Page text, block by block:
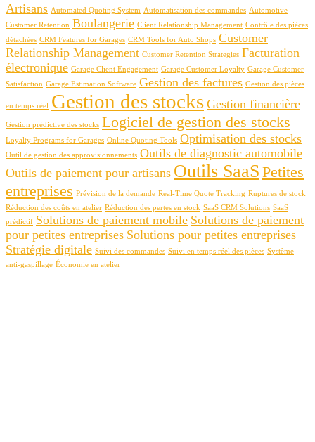
Artisans Automated Quoting System Automatisation des commandes Automotive
Customer Retention Boulangerie Client Relationship Management Contrôle des pièces
détachées CRM Features for Garages CRM Tools for Auto Shops Customer
Relationship Management Customer Retention Strategies Facturation
électronique Garage Client Engagement Garage Customer Loyalty Garage Customer
Satisfaction Garage Estimation Software Gestion des factures Gestion des pièces
en temps réel Gestion des stocks Gestion financière
Gestion prédictive des stocks Logiciel de gestion des stocks
Loyalty Programs for Garages Online Quoting Tools Optimisation des stocks
Outil de gestion des approvisionnements Outils de diagnostic automobile
Outils de paiement pour artisans Outils SaaS Petites
entreprises Prévision de la demande Real-Time Quote Tracking Ruptures de stock
Réduction des coûts en atelier Réduction des pertes en stock SaaS CRM Solutions SaaS
prédictif Solutions de paiement mobile Solutions de paiement
pour petites entreprises Solutions pour petites entreprises
Stratégie digitale Suivi des commandes Suivi en temps réel des pièces Système
anti-gaspillage Économie en atelier